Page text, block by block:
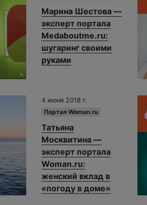
Марина Шестова —
эксперт портала
Medaboutme.ru:
шугаринг своими
руками
4 июня 2018 г.
Портал Woman.ru
Татьяна
Москвитина —
эксперт портала
Woman.ru:
женский вклад в
«погоду в доме»